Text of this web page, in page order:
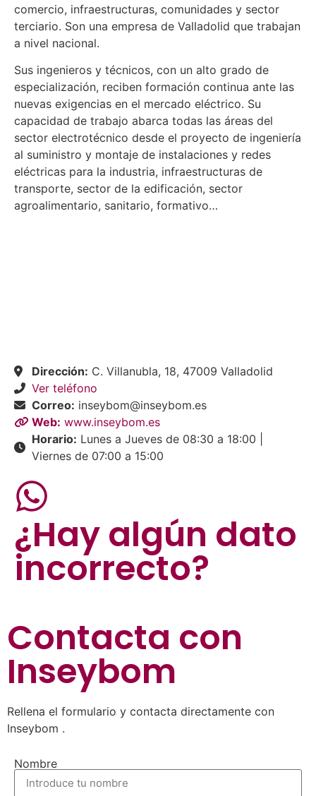
comercio, infraestructuras, comunidades y sector
terciario. Son una empresa de Valladolid que trabajan
a nivel nacional.
Sus ingenieros y técnicos, con un alto grado de
especialización, reciben formación continua ante las
nuevas exigencias en el mercado eléctrico. Su
capacidad de trabajo abarca todas las áreas del
sector electrotécnico desde el proyecto de ingeniería
al suministro y montaje de instalaciones y redes
eléctricas para la industria, infraestructuras de
transporte, sector de la edificación, sector
agroalimentario, sanitario, formativo…
Dirección: C. Villanubla, 18, 47009 Valladolid
Ver teléfono
Correo: inseybom@inseybom.es
Web: www.inseybom.es
Horario: Lunes a Jueves de 08:30 a 18:00 |
Viernes de 07:00 a 15:00
¿Hay algún dato
incorrecto?
Contacta con
Inseybom
Rellena el formulario y contacta directamente con
Inseybom .
Nombre